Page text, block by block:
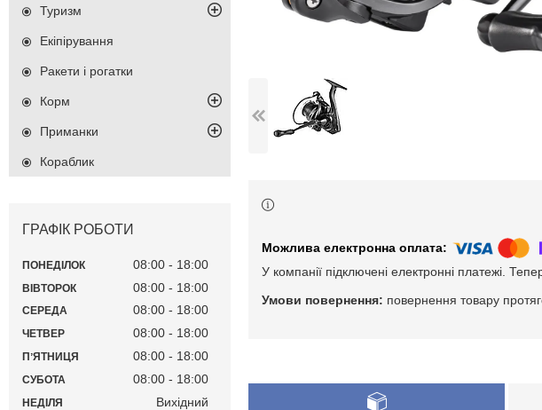
У компанії підключені електронні платежі.
повернення товару
Туризм
Екіпірування
Ракети і рогатки
Корм
Приманки
Кораблик
ГРАФІК РОБОТИ
ПОНЕДІЛОК 08:00 18:00
ВІВТОРОК 08:00 18:00
СЕРЕДА 08:00 18:00
ЧЕТВЕР 08:00 18:00
ПʼЯТНИЦЯ 08:00 18:00
СУБОТА 08:00 18:00
НЕДІЛЯ Вихідний